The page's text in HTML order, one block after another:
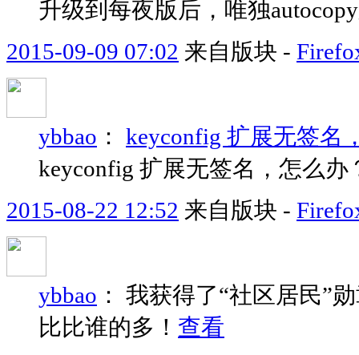
升级到每夜版后，唯独
2015-09-09 07:02 来自版块 -
ybbao ： keyconfig 扩展无签名
keyconfig 扩展无签名，怎么办
2015-08-22 12:52 来自版块 -
ybbao ： 我获得了“社区居民”
比比谁的多！ 查看